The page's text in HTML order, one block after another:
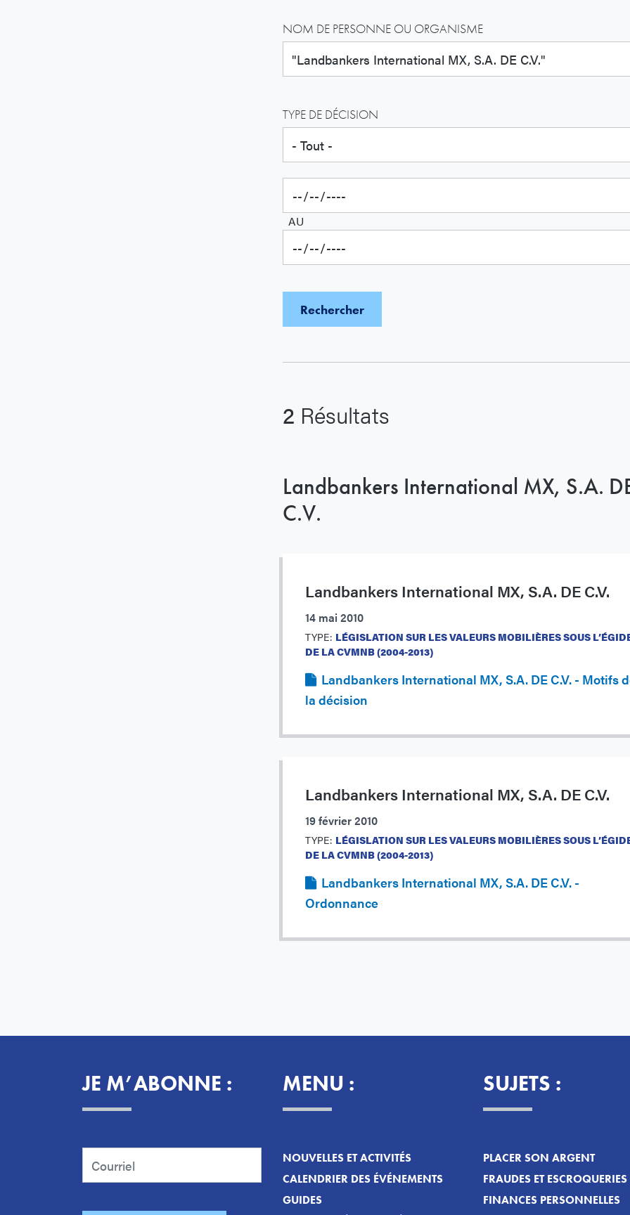
NOM DE PERSONNE OU ORGANISME
TYPE DE DÉCISION
AU
2 Résultats
Landbankers International MX, S.A.
C.V.
Landbankers International MX, S.A. DE C.V.
14 mai 2010
TYPE: LÉGISLATION SUR LES VALEURS MOBILIÈRES SOUS
DE LA CVMNB (2004-2013)
Landbankers International MX, S.A. DE C.V. - Motifs
la décision
Landbankers International MX, S.A. DE C.V.
19 février 2010
TYPE: LÉGISLATION SUR LES VALEURS MOBILIÈRES SOUS
DE LA CVMNB (2004-2013)
Landbankers International MX, S.A. DE C.V. -
Ordonnance
JE M’ABONNE : MENU :
NOUVELLES ET ACTIVITÉS
CALENDRIER DES ÉVÉNEMENTS
GUIDES
SUJETS :
PLACER SON ARGENT
FRAUDES ET ESCROQUERIES
FINANCES PERSONNELLES